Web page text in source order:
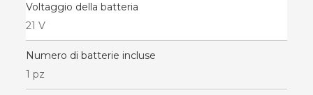
Voltaggio della batteria
21 V
Numero di batterie incluse
1 pz